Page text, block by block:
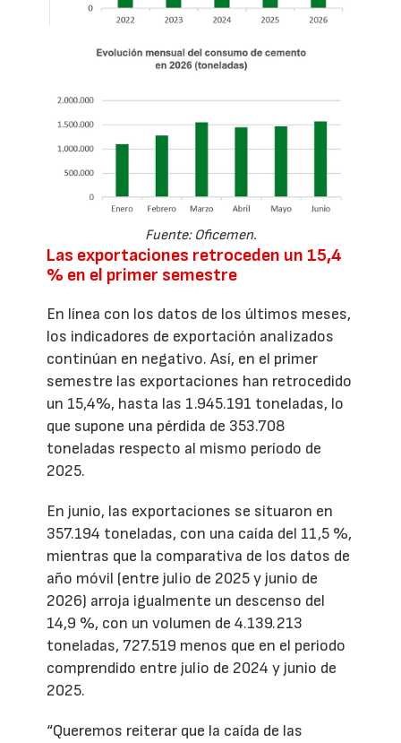
Fuente: Oficemen.
Las exportaciones retroceden un 15,4
% en el primer semestre
En línea con los datos de los últimos meses,
los indicadores de exportación analizados
continúan en negativo. Así, en el primer
semestre las exportaciones han retrocedido
un 15,4%, hasta las 1.945.191 toneladas, lo
que supone una pérdida de 353.708
toneladas respecto al mismo período de
2025.
En junio, las exportaciones se situaron en
357.194 toneladas, con una caída del 11,5 %,
mientras que la comparativa de los datos de
año móvil (entre julio de 2025 y junio de
2026) arroja igualmente un descenso del
14,9 %, con un volumen de 4.139.213
toneladas, 727.519 menos que en el periodo
comprendido entre julio de 2024 y junio de
2025.
“Queremos reiterar que la caída de las